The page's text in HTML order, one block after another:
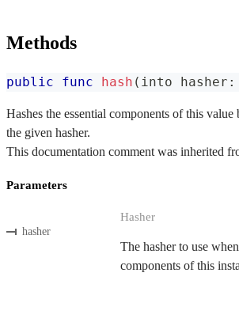
Methods
public func hash ( into hasher :
Hashes the essential components of this
the given hasher.
This documentation comment was inherited
Parameters
hasher
Hasher
The hasher to use
components of this